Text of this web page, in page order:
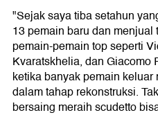
"Sejak saya tiba setahun
13 pemain baru dan
pemain-pemain top seperti
Kvaratskhelia, dan Giacomo
ketika banyak pemain
dalam tahap rekonstruksi.
bersaing meraih scudetto